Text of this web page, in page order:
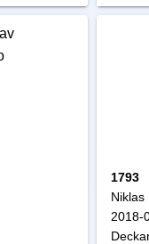
1793
Niklas
2018-